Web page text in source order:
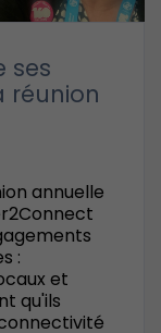
ses
réunion
annuelle
:
et
qu'ils